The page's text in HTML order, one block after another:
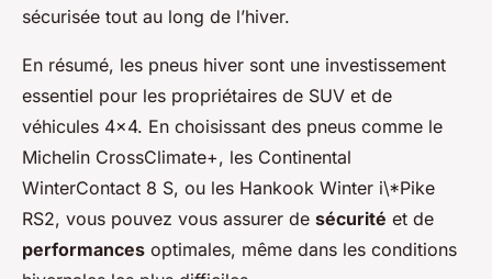
sécurisée tout au long de l’hiver.
En résumé, les pneus hiver sont une investissement
essentiel pour les propriétaires de SUV et de
véhicules 4x4. En choisissant des pneus comme le
Michelin CrossClimate+, les Continental
WinterContact 8 S, ou les Hankook Winter i\*Pike
RS2, vous pouvez vous assurer de sécurité et de
performances optimales, même dans les conditions